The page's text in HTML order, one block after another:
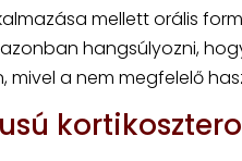
mellett orális
hangsúlyozni,
mivel a nem megfelelő